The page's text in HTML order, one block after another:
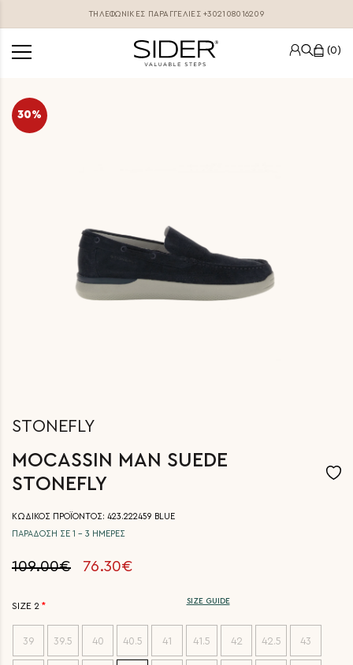
ΤΗΛΕΦΩΝΙΚΕΣ ΠΑΡΑΓΓΕΛΊΕΣ+302108016209
0
30%
STONEFLY
MOCASSIN MAN SUEDE
STONEFLY
ΚΩΔΙΚΟΣ ΠΡΟΪΟΝΤΟΣ: 423.222459 BLUE
ΠΑΡΑΔΟΣΗ ΣΕ 1 - 3 ΗΜΕΡΕΣ
109.00€ 76.30€
SIZE 2
39 39.5 40 40.5 41 41.5 42 42.5 43
SIZE GUIDE